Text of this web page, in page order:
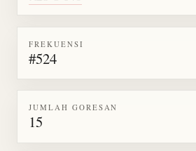
FREKUENSI
#524
JUMLAH GORESAN
15